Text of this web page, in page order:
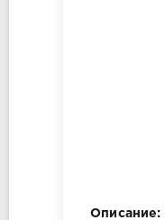
Описание: